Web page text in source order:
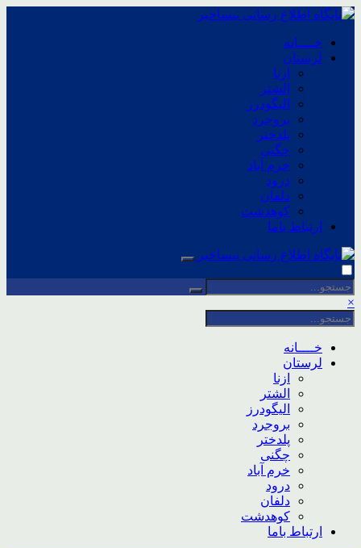
خــــانه
لرستان
ازنا
الشتر
الیگودرز
بروجرد
پلدختر
چگنی
خرم آباد
درود
دلفان
کوهدشت
ارتباط باما
×
خــــانه
لرستان
ازنا
الشتر
الیگودرز
بروجرد
پلدختر
چگنی
خرم آباد
درود
دلفان
کوهدشت
ارتباط باما